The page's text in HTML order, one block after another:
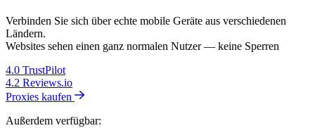
Verbinden Sie sich über echte mobile Geräte aus verschiedenen
Ländern.
Websites sehen einen ganz normalen Nutzer — keine Sperren
4.0 TrustPilot
4.2 Reviews.io
Proxies kaufen
Außerdem verfügbar: